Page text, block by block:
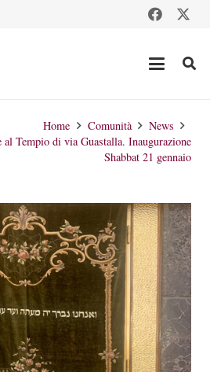
Home Comunità
News
Tempio di via Guastalla. Inaugurazione
Shabbat 21 gennaio